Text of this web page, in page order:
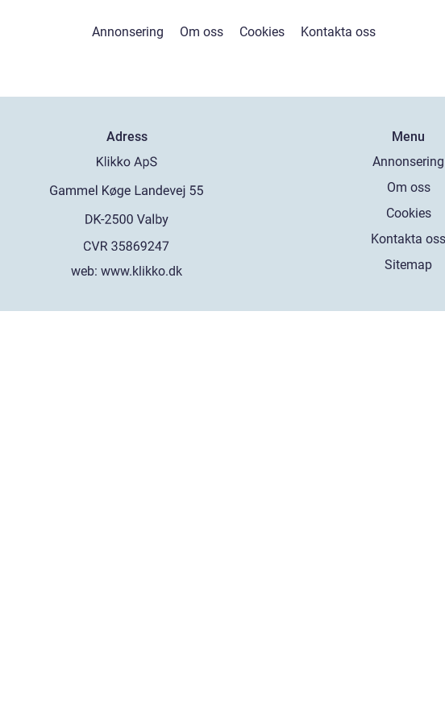
Annonsering Om oss Cookies Kontakta oss
Adress
web:www.klikko.dk
Menu
Annonsering
Om oss
Cookies
Kontakta oss
Sitemap